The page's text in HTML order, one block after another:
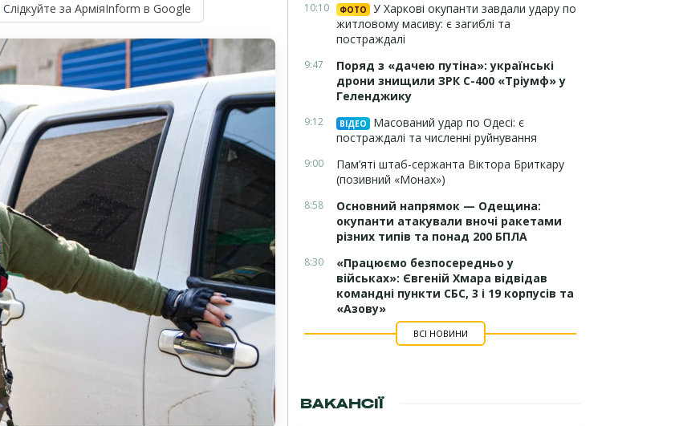
Слідкуйте за АрміяInform в Google 10:10 ФОТО
У Харкові окупанти завдали удару по
житловому масиву: є загиблі та
постраждалі
9:47
Поряд з «дачею путіна»: українські
дрони знищили ЗРК С-400 «Тріумф» у
Геленджику
9:12 ВІДЕО
Масований удар по Одесі: є
постраждалі та численні руйнування
9:00
Пам’яті штаб-сержанта Віктора Бриткару
(позивний «Монах»)
8:58
Основний напрямок — Одещина:
окупанти атакували вночі ракетами
різних типів та понад 200 БПЛА
8:30
«Працюємо безпосередньо у
військах»: Євгеній Хмара відвідав
командні пункти СБС, 3 і 19 корпусів та
«Азову»
ВСІ НОВИНИ
ВАКАНСІЇ